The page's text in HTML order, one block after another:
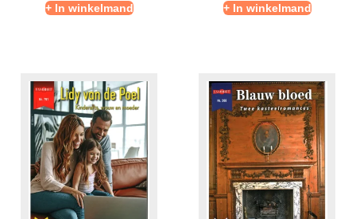
+ In winkelmand + In winkelmand